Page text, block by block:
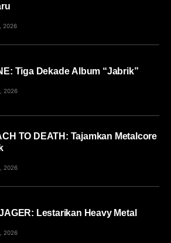
2026
Tiga Dekade Album “Jabrik”
2026
TO DEATH: Tajamkan Metalcore
2026
Lestarikan Heavy Metal
2026